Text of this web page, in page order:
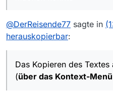
zu
13.3+
@DerReisende77 sagte in
herauskopierbar:
Das Kopieren des
(über das Kontext-Menü